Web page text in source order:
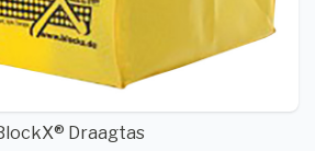
Draagtas